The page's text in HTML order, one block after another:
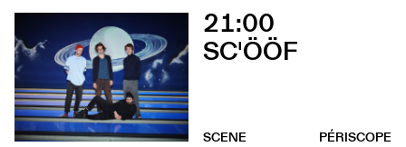
21:00
SC'ÖÖF
PÉRISCOPE
SCENE